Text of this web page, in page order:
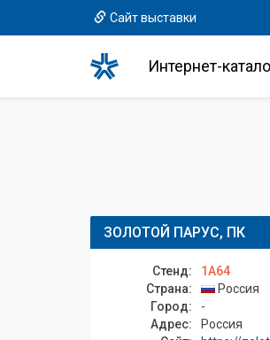
Сайт выставки
Интернет-
ЗОЛОТОЙ ПАРУС, ПК
Стенд:
1A64
Страна:
Россия
Город:
-
Адрес:
Россия